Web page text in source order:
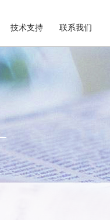
技术支持 联系我们